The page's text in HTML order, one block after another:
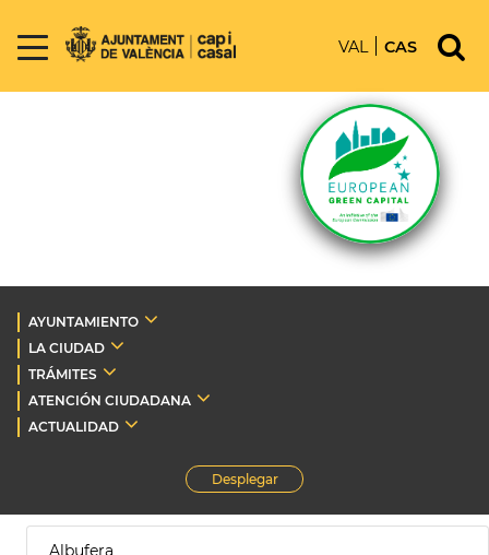
VAL CAS
AYUNTAMIENTO
LA CIUDAD
TRÁMITES
ATENCIÓN CIUDADANA
ACTUALIDAD
Desplegar
Albufera